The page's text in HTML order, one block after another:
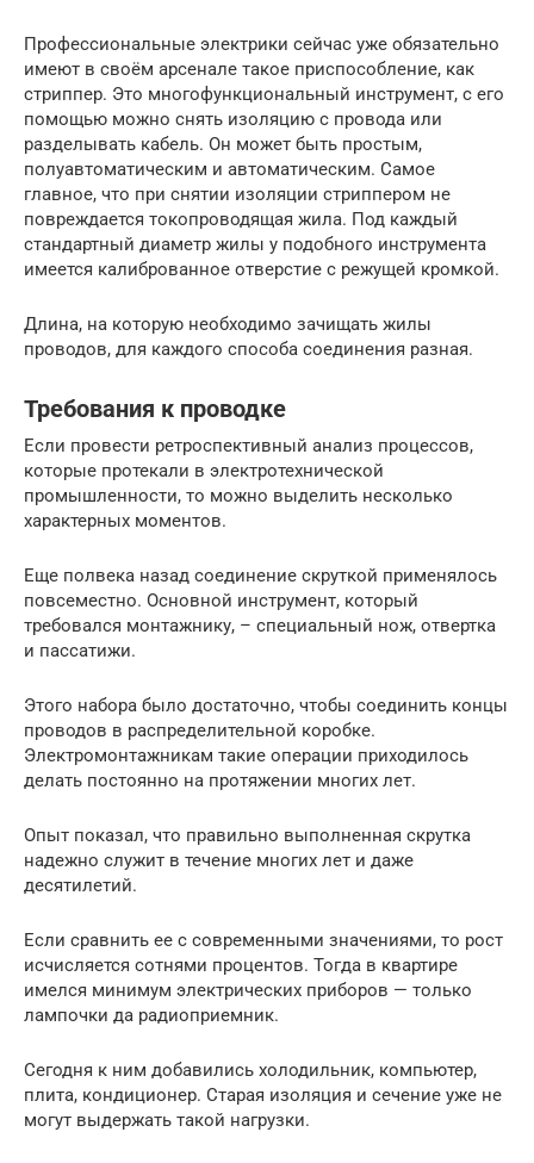
Профессиональные электрики сейчас уже обязательно
имеют в своём арсенале такое приспособление, как
стриппер. Это многофункциональный инструмент, с его
помощью можно снять изоляцию с провода или
разделывать кабель. Он может быть простым,
полуавтоматическим и автоматическим. Самое
главное, что при снятии изоляции стриппером не
повреждается токопроводящая жила. Под каждый
стандартный диаметр жилы у подобного инструмента
имеется калиброванное отверстие с режущей кромкой.
Длина, на которую необходимо зачищать жилы
проводов, для каждого способа соединения разная.
Требования к проводке
Если провести ретроспективный анализ процессов,
которые протекали в электротехнической
промышленности, то можно выделить несколько
характерных моментов.
Еще полвека назад соединение скруткой применялось
повсеместно. Основной инструмент, который
требовался монтажнику, – специальный нож, отвертка
и пассатижи.
Этого набора было достаточно, чтобы соединить концы
проводов в распределительной коробке.
Электромонтажникам такие операции приходилось
делать постоянно на протяжении многих лет.
Опыт показал, что правильно выполненная скрутка
надежно служит в течение многих лет и даже
десятилетий.
Если сравнить ее с современными значениями, то рост
исчисляется сотнями процентов. Тогда в квартире
имелся минимум электрических приборов — только
лампочки да радиоприемник.
Сегодня к ним добавились холодильник, компьютер,
плита, кондиционер. Старая изоляция и сечение уже не
могут выдержать такой нагрузки.